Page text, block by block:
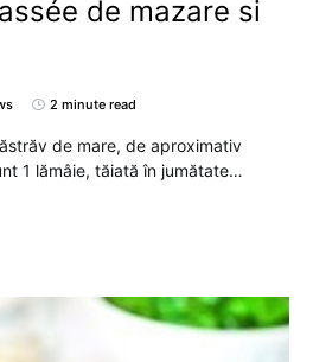
de mazare si
2 minute read
de mare, de aproximativ
1 lămâie, tăiată în jumătate…